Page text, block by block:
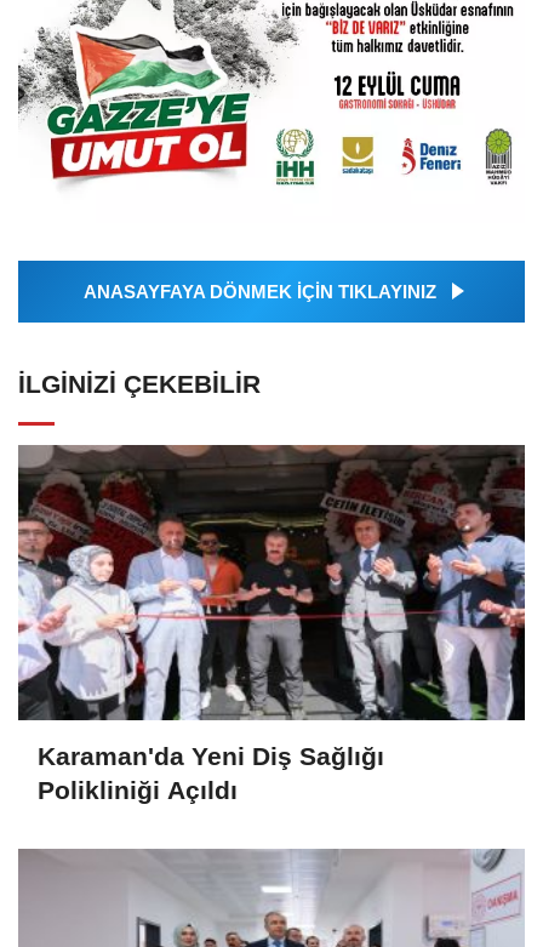
ANASAYFAYA DÖNMEK İÇİN TIKLAYINIZ
İLGINIZI ÇEKEBILIR
Karaman'da Yeni Diş Sağlığı
Polikliniği Açıldı